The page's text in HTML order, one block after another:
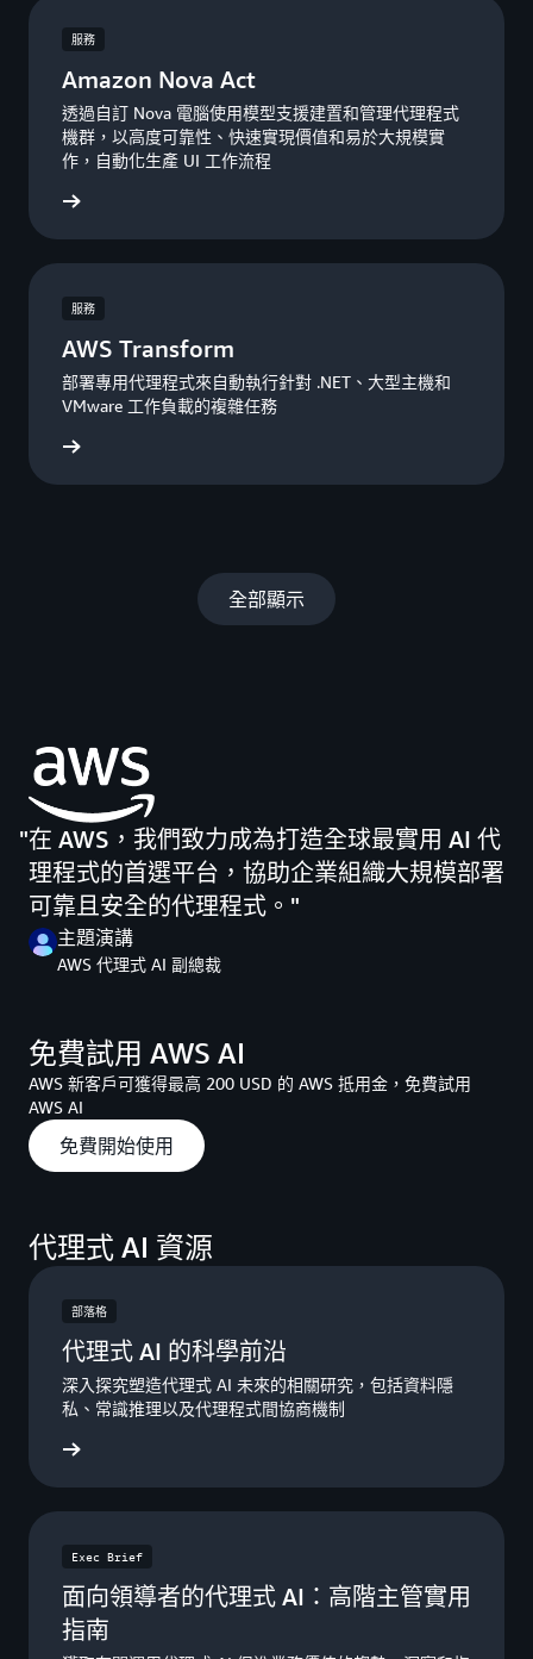
服務
Amazon Nova Act
透過自訂 Nova 電腦使用模型支援建置和管理代理程式
機群，以高度可靠性、快速實現價值和易於大規模實
作，自動化生產 UI 工作流程
服務
AWS Transform
部署專用代理程式來自動執行針對 .NET、大型主機和
VMware 工作負載的複雜任務
全部顯示
在 AWS，我們致力成為打造全球最實用 AI 代
理程式的首選平台，協助企業組織大規模部署
可靠且安全的代理程式。
主題演講
AWS 代理式 AI 副總裁
免費試用 AWS AI
AWS 新客戶可獲得最高 200 USD 的 AWS 抵用金，免費試用
AWS AI
免費開始使用
代理式 AI 資源
部落格
代理式 AI 的科學前沿
深入探究塑造代理式 AI 未來的相關研究，包括資料隱
私、常識推理以及代理程式間協商機制
Exec Brief
面向領導者的代理式 AI：高階主管實用
指南